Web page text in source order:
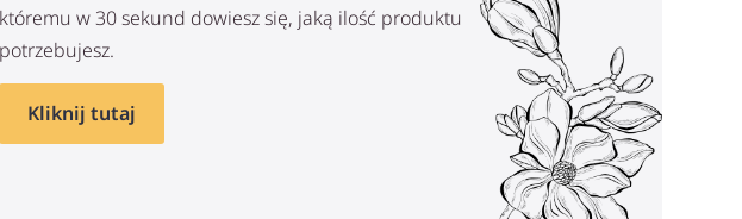
któremu w 30 sekund dowiesz się, jaką ilość produktu
potrzebujesz.
Kliknij tutaj